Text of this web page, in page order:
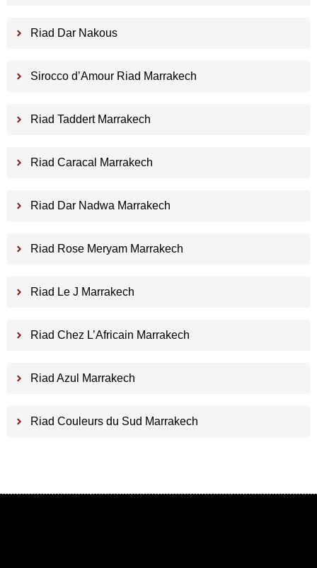
Riad Dar Nakous
Sirocco d’Amour Riad Marrakech
Riad Taddert Marrakech
Riad Caracal Marrakech
Riad Dar Nadwa Marrakech
Riad Rose Meryam Marrakech
Riad Le J Marrakech
Riad Chez L’Africain Marrakech
Riad Azul Marrakech
Riad Couleurs du Sud Marrakech